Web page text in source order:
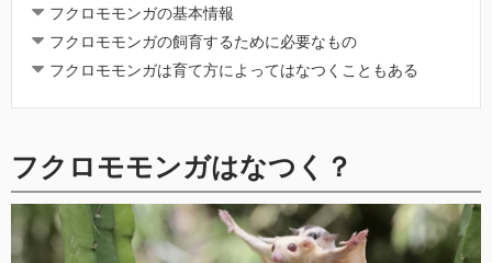
フクロモモンガの基本情報
フクロモモンガの飼育するために必要なもの
フクロモモンガは育て方によってはなつくこともある
フクロモモンガはなつく？